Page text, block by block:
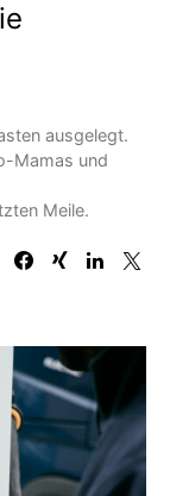
ausgelegt.
Mamas und
Meile.